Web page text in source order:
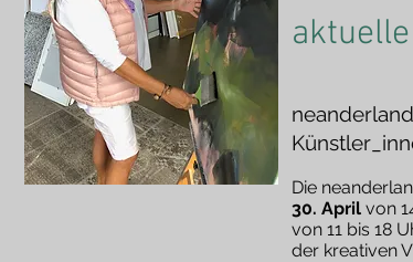
Die
30. April von
von 11 bis 18
der kreativen